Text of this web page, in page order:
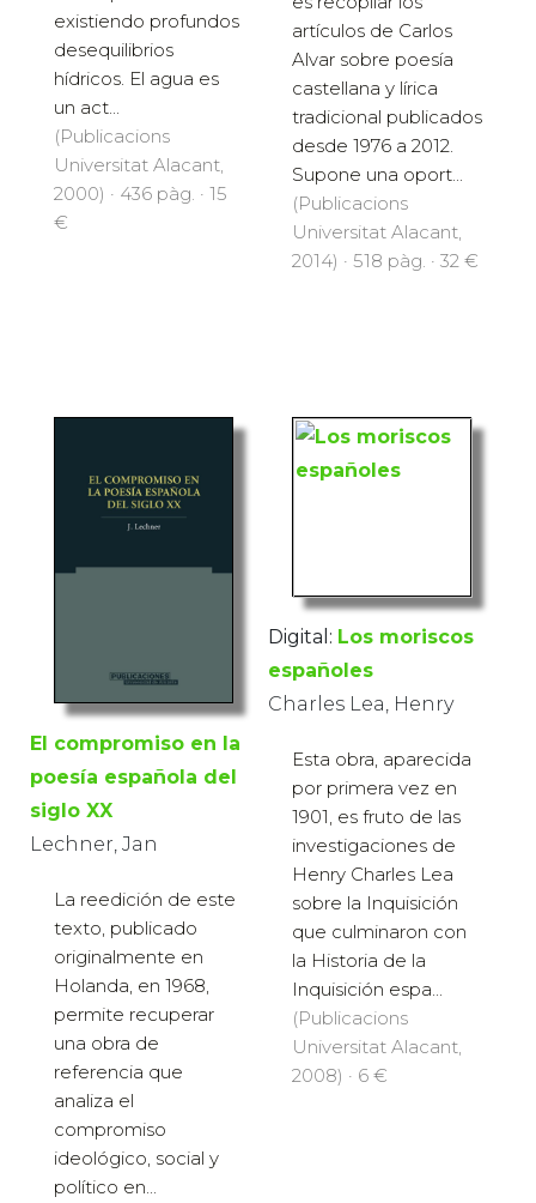
existiendo profundos
desequilibrios
hídricos. El agua es
un act...
(Publicacions
Universitat Alacant,
2000) · 436 pàg. · 15
€
artículos de Carlos
Alvar sobre poesía
castellana y lírica
tradicional publicados
desde 1976 a 2012.
Supone una oport...
(Publicacions
Universitat Alacant,
2014) · 518 pàg. · 32 €
El compromiso en la
poesía española del
siglo XX
Lechner, Jan
La reedición de este
texto, publicado
originalmente en
Holanda, en 1968,
permite recuperar
una obra de
referencia que
analiza el
compromiso
ideológico, social y
político en...
Digital: Los moriscos
españoles
Charles Lea, Henry
Esta obra, aparecida
por primera vez en
1901, es fruto de las
investigaciones de
Henry Charles Lea
sobre la Inquisición
que culminaron con
la Historia de la
Inquisición espa...
(Publicacions
Universitat Alacant,
2008) · 6 €